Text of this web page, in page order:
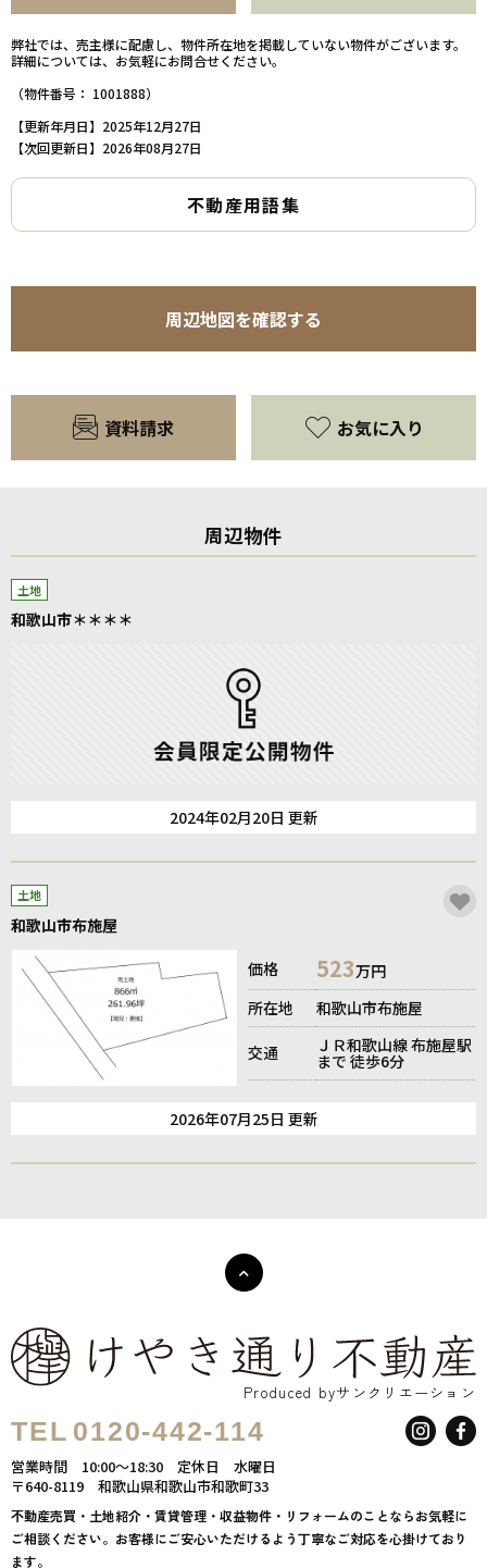
弊社では、売主様に配慮し、物件所在地を掲載していない物件がございます。
詳細については、お気軽にお問合せください。
（物件番号： 1001888）
【更新年月日】2025年12月27日
【次回更新日】2026年08月27日
不動産用語集
周辺地図を確認する
資料請求 お気に入り
周辺物件
土地
和歌山市＊＊＊＊
2024年02月20日 更新
土地
和歌山市布施屋
価格
523万円
所在地
和歌山市布施屋
交通 ＪＲ和歌山線 布施屋駅
まで 徒歩6分
2026年07月25日 更新
Produced byサンクリエーション
TEL 0120-442-114
営業時間 10:00～18:30 定休日 水曜日
〒640-8119 和歌山県和歌山市和歌町33
不動産売買・土地紹介・賃貸管理・収益物件・リフォームのことならお気軽に
ご相談ください。お客様にご安心いただけるよう丁寧なご対応を心掛けており
ます。